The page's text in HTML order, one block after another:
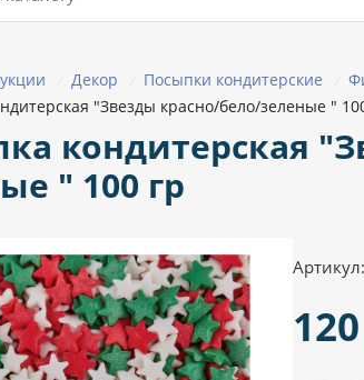
Декор Посыпки кондитерские
"Звезды красно/бело/зеленые "
кондитерская
" 100 гр